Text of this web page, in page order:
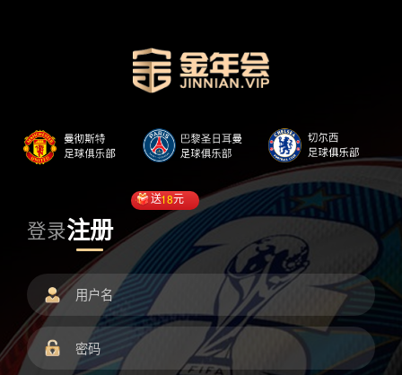
登录注册
送18元